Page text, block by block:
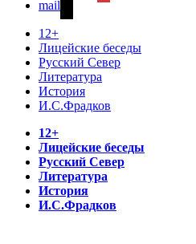
mail
12+
Лицейские беседы
Русский Север
Литература
История
И.С.Фрадков
12+
Лицейские беседы
Русский Север
Литература
История
И.С.Фрадков